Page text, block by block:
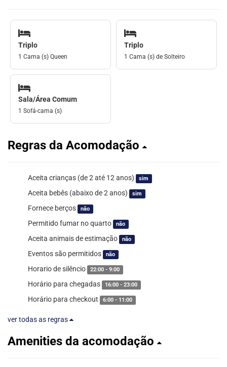
Triplo
1 Cama (s) Queen
Triplo
1 Cama (s) de Solteiro
Sala/Área Comum
1 Sofá-cama (s)
Regras da Acomodação
Aceita crianças (de 2 até 12 anos) sim
Aceita bebês (abaixo de 2 anos) sim
Fornece berços não
Permitido fumar no quarto não
Aceita animais de estimação não
Eventos são permitidos não
Horario de silêncio 22:00 - 9:00
Horário para chegadas 16:00 - 23:00
Horário para checkout 6:00 - 11:00
ver todas as regras
Amenities da acomodação